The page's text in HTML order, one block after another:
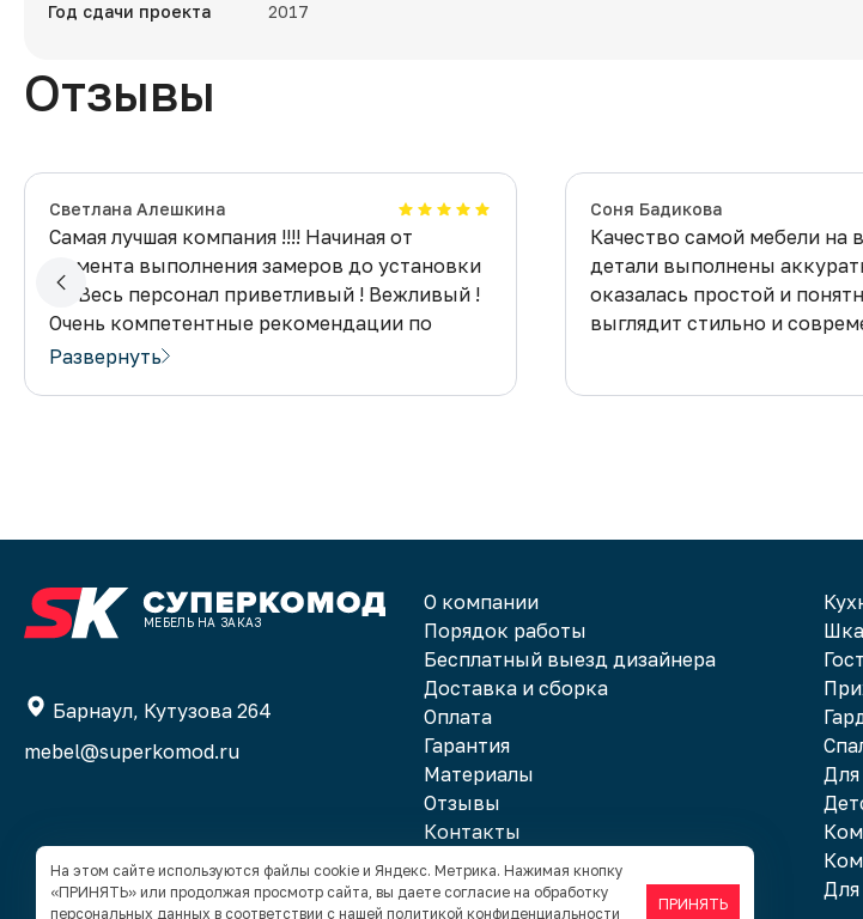
Год сдачи проекта
2017
Отзывы
Светлана Алешкина
Самая лучшая компания !!!! Начиная от
момента выполнения замеров до установки
!!!!! Весь персонал приветливый ! Вежливый !
Очень компетентные рекомендации по
мебели !!!! Если Я что то не допонимала очень
установщиков - супер ! Делают все
чистенько - что немаловажно !!!!!!! Бухгалтера
- все решают дистанционно !!!!! Отличная
Развернуть
Соня Бадикова
Качество самой мебели на
детали выполнены
оказалась простой и
выглядит стильно и
МЕБЕЛЬ НА ЗАКАЗ
Барнаул, Кутузова 264
mebel@superkomod.ru
О компании
Порядок работы
Бесплатный выезд дизайнера
Доставка и сборка
Оплата
Гарантия
Материалы
Отзывы
Контакты
Для
На этом сайте используются файлы cookie и Яндекс. Метрика. Нажимая кнопку
«ПРИНЯТЬ» или продолжая просмотр сайта, вы даете согласие на обработку
персональных данных в соответствии с нашей политикой конфиденциальности
ПРИНЯТЬ